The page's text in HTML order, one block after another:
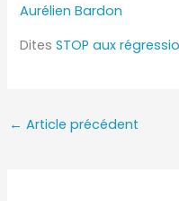
Aurélien Bardon
DitesSTOP aux
← Article précédent